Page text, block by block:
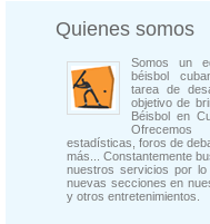
Quienes somos
Somos un
béisbol
tarea de
objetivo de
Béisbol en
estadísticas, foros de
más... Constantemente
nuestros servicios por lo
nuevas secciones en
y otros entretenimientos.